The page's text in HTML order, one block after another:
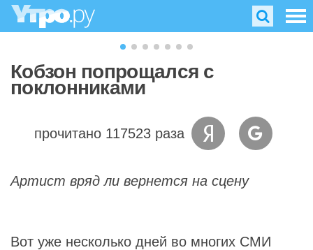
Кобзон попрощался с
поклонниками
прочитано 117523 раза
Артист вряд ли вернется на сцену
Вот уже несколько дней во многих СМИ